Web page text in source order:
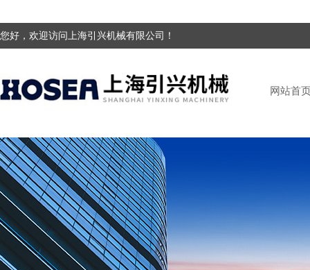
您好，欢迎访问上海引兴机械有限公司！
网站首